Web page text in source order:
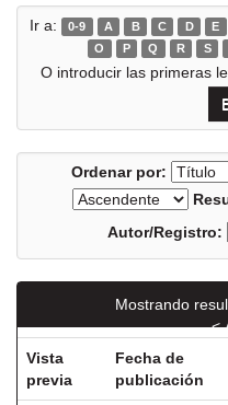
Ir a: 0-9 A B C D E
O
P Q R S
O introducir las primeras
Ordenar por:
Autor/Registro:
Mostrando
<
Vista
previa
Fecha de
publicación